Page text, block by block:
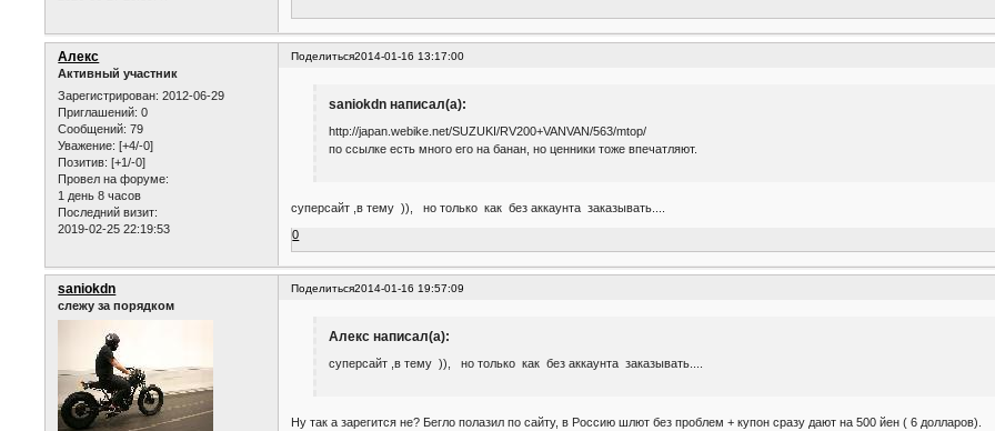
Поделиться2014-01-16 13:17:00
Алекс
Активный участник
Зарегистрирован: 2012-06-29
Приглашений: 0
Сообщений: 79
Уважение: [+4/-0]
Позитив: [+1/-0]
Провел на форуме:
1 день 8 часов
Последний визит:
2019-02-25 22:19:53
saniokdn написал(а):
http://japan.webike.net/SUZUKI/RV200+VANVAN/563/mtop/
по ссылке есть много его на банан, но ценники тоже впечатляют.
суперсайт ,в тему )), но только как без аккаунта заказывать....
0
Поделиться2014-01-16 19:57:09
saniokdn
слежу за порядком
Алекс написал(а):
суперсайт ,в тему )), но только как без аккаунта заказывать....
Ну так а зарегится не? Бегло полазил по сайту, в Россию шлют без проблем + купон сразу дают на 500 йен ( 6 долларов).